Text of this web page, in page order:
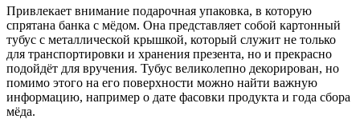
Привлекает внимание подарочная упаковка, в которую
спрятана банка с мёдом. Она представляет собой картонный
тубус с металлической крышкой, который служит не только
для транспортировки и хранения презента, но и прекрасно
подойдёт для вручения. Тубус великолепно декорирован, но
помимо этого на его поверхности можно найти важную
информацию, например о дате фасовки продукта и года сбора
мёда.